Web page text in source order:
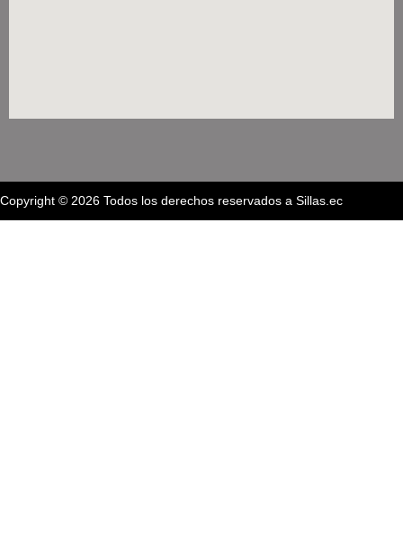
Copyright © 2026 Todos los derechos reservados a Sillas.ec